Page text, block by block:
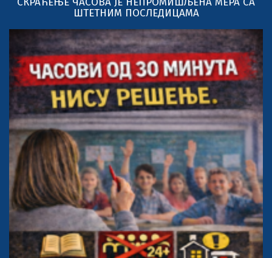
ШТЕТНИМ ПОСЛЕДИЦАМА